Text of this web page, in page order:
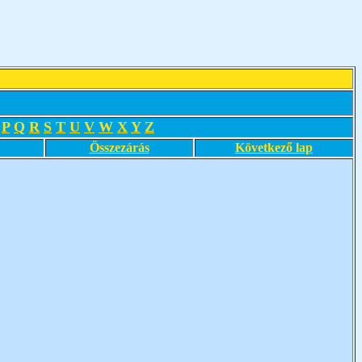
P Q R S T U V W X Y Z
Összezárás Következő lap